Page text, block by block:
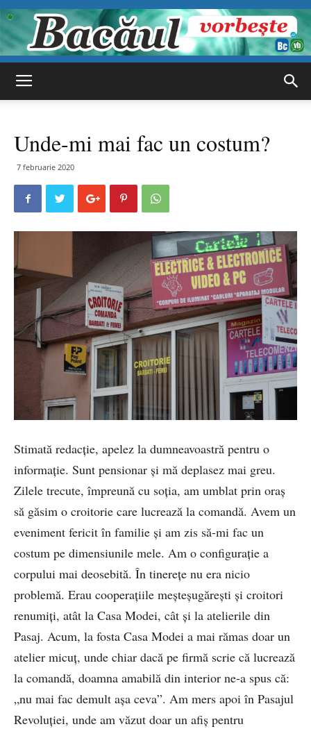
vorbește
Unde-mi mai fac un costum?
7 februarie 2020
Stimată redacție, apelez la dumneavoastră pentru o
informație. Sunt pensionar și mă deplasez mai greu.
Zilele trecute, împreună cu soția, am umblat prin oraș
să găsim o croitorie care lucrează la comandă. Avem un
eveniment fericit în familie și am zis să-mi fac un
costum pe dimensiunile mele. Am o configurație a
corpului mai deosebită. În tinerețe nu era nicio
problemă. Erau cooperațiile meșteșugărești și croitori
renumiți, atât la Casa Modei, cât și la atelierile din
Pasaj. Acum, la fosta Casa Modei a mai rămas doar un
atelier micuț, unde chiar dacă pe firmă scrie că lucrează
la comandă, doamna amabilă din interior ne-a spus că:
„nu mai fac demult așa ceva”. Am mers apoi în Pasajul
Revoluției, unde am văzut doar un afiș pentru